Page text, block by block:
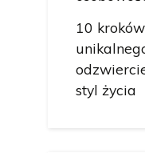
10
styl życia